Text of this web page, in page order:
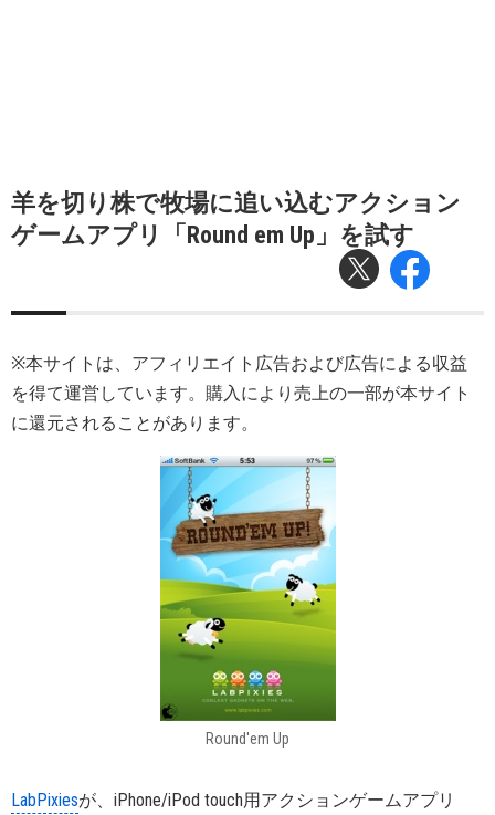
羊を切り株で牧場に追い込むアクション
ゲームアプリ「Round em Up」を試す
※本サイトは、アフィリエイト広告および広告による収益
を得て運営しています。購入により売上の一部が本サイト
に還元されることがあります。
Round'em Up
LabPixiesが、iPhone/iPod touch用アクションゲームアプリ